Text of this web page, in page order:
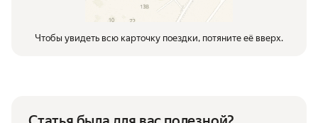
Чтобы увидеть всю карточку поездки, потяните её вверх.